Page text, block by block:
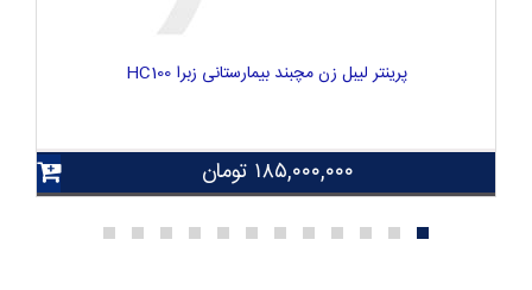
پرینتر لیبل زن مچبند بیمارستانی زبرا HC100
۱۸۵,۰۰۰,۰۰۰ تومان